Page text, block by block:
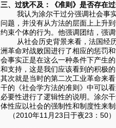
三、过犹不及：《准则》是否存在
我认为涂尔干过分强调社会事实
问题，并没有从方法的层面上上升
约束个体的行为。他强调团结，强
从社会历史背景来看，法国经历
洲革命对战败国进行了相应的惩罚
会事实正是在这么一种条件下产生
和支持，这是我们应该看到的积极
其次就是当时的第二次工业革命来
干的《社会学方法的准则》中可以
必要性进行了逻辑性的说明。涂尔
体性应以社会的强制性和制度性来
（2010年11月23日于夜23：50）